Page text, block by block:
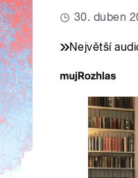
30. duben
Největší